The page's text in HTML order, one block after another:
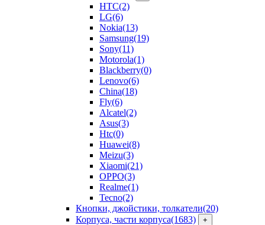
HTC(2)
LG(6)
Nokia(13)
Samsung(19)
Sony(11)
Motorola(1)
Blackberry(0)
Lenovo(6)
China(18)
Fly(6)
Alcatel(2)
Asus(3)
Htc(0)
Huawei(8)
Meizu(3)
Xiaomi(21)
OPPO(3)
Realme(1)
Tecno(2)
Кнопки, джойстики, толкатели(20)
Корпуса, части корпуса(1683) +